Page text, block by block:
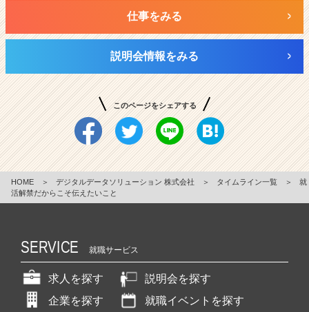
仕事をみる
説明会情報をみる
このページをシェアする
HOME ＞ デジタルデータソリューション 株式会社 ＞ タイムライン一覧 ＞
就
活解禁だからこそ伝えたいこと
SERVICE 就職サービス
求人を探す
説明会を探す
企業を探す
就職イベントを探す